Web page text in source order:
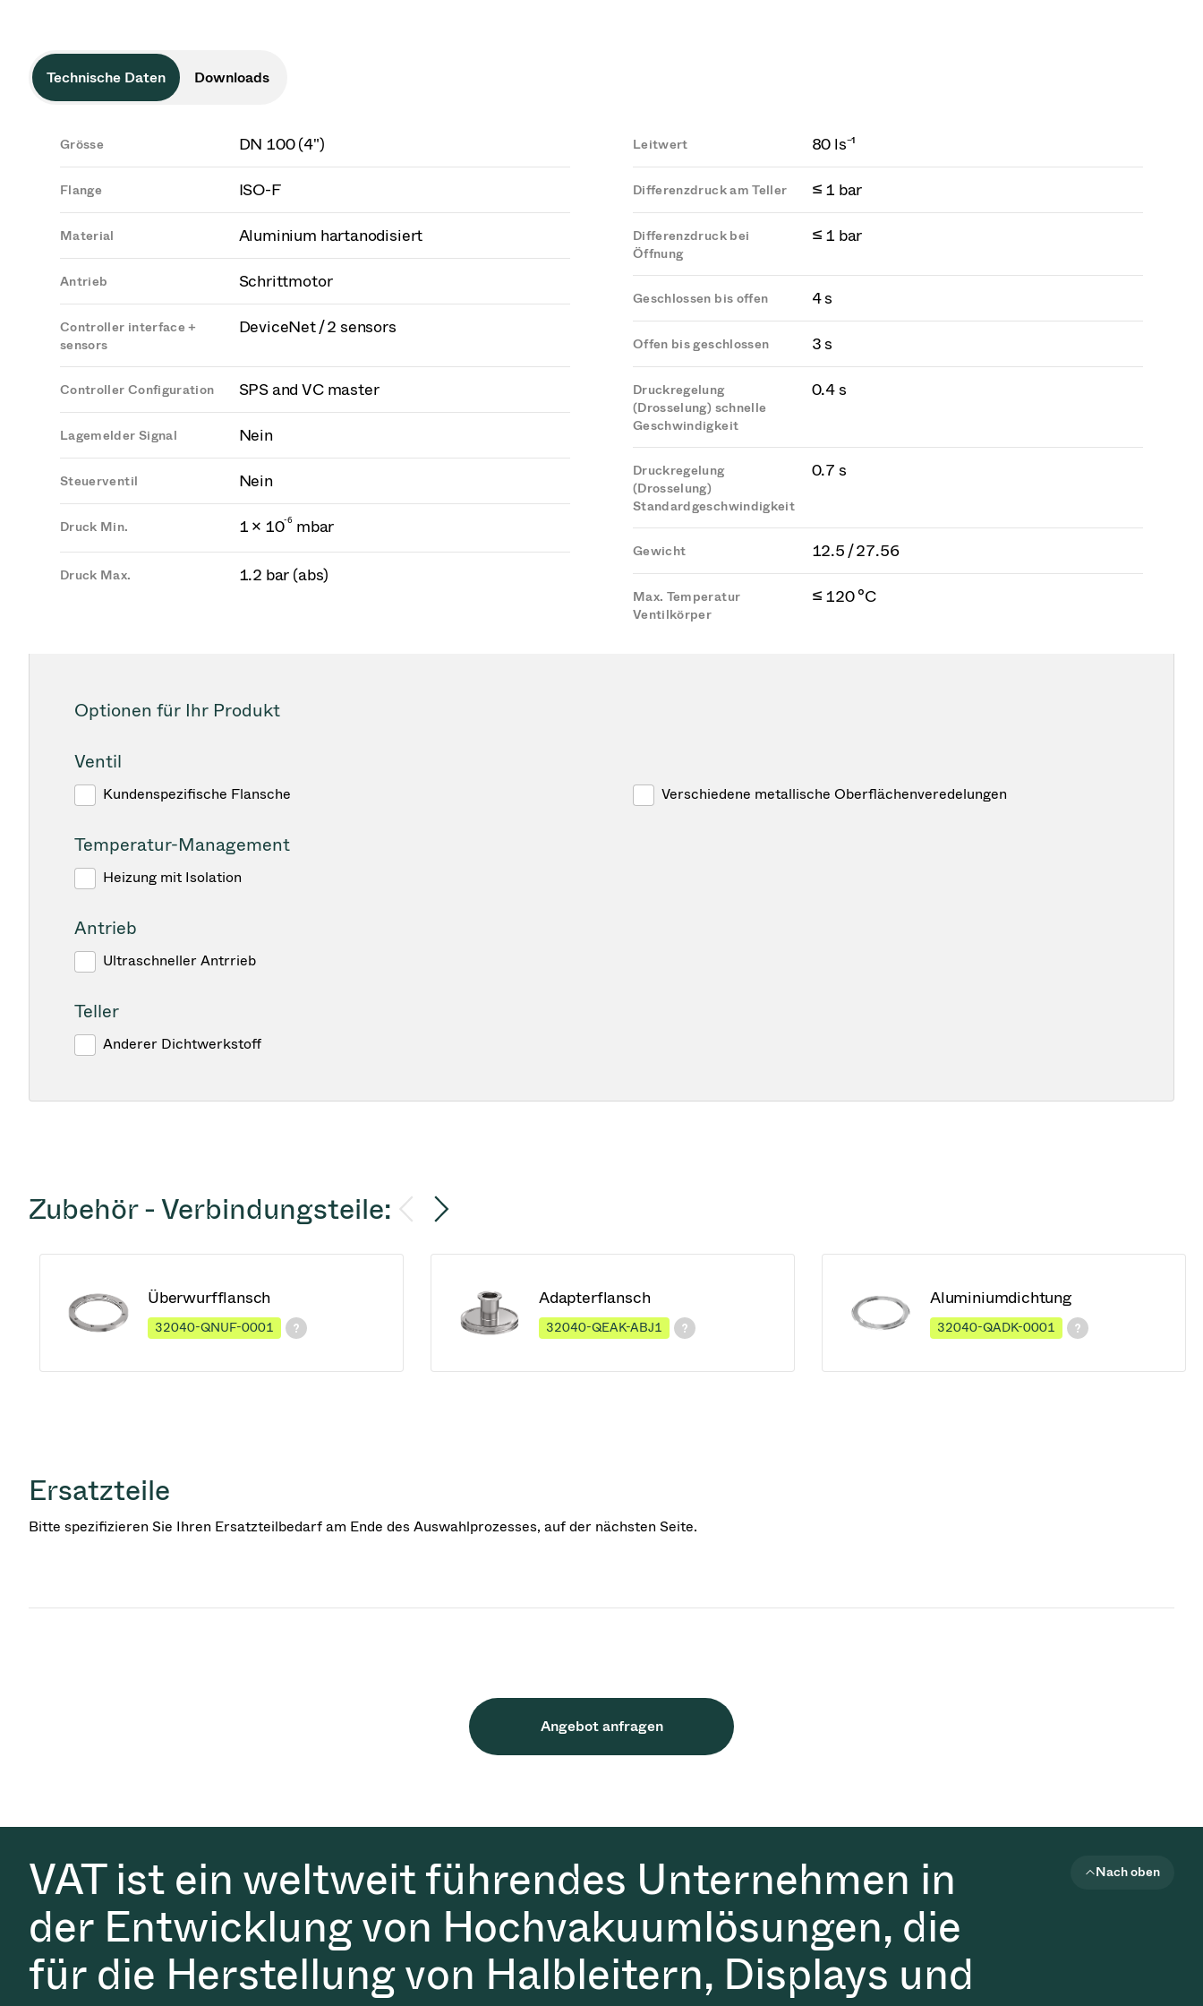
Technische Daten Downloads
Grösse DN 100 (4")
Flange ISO-F
Material Aluminium hartanodisiert
Antrieb Schrittmotor
Controller interface +
sensors
DeviceNet / 2 sensors
Controller Configuration SPS and VC master
Lagemelder Signal Nein
Steuerventil Nein
Druck Min. 1 × 10-6 mbar
Druck Max. 1.2 bar (abs)
Leitwert 80 ls⁻¹
Differenzdruck am Teller ≤ 1 bar
Differenzdruck bei
Öffnung
≤ 1 bar
Geschlossen bis offen 4 s
Offen bis geschlossen 3 s
Druckregelung
(Drosselung) schnelle
Geschwindigkeit
0.4 s
Druckregelung
(Drosselung)
Standardgeschwindigkeit
0.7 s
Gewicht 12.5 / 27.56
Max. Temperatur
Ventilkörper
≤ 120 °C
Optionen für Ihr Produkt
Ventil
Kundenspezifische Flansche Verschiedene metallische Oberflächenveredelungen
Temperatur-Management
Heizung mit Isolation
Antrieb
Ultraschneller Antrrieb
Teller
Anderer Dichtwerkstoff
Zubehör - Verbindungsteile:
Überwurfflansch
32040-QNUF-0001
Adapterflansch
32040-QEAK-ABJ1
Aluminiumdichtung
32040-QADK-0001
Ersatzteile
Bitte spezifizieren Sie Ihren Ersatzteilbedarf am Ende des Auswahlprozesses, auf der nächsten Seite.
Angebot anfragen
VAT ist ein weltweit führendes Unternehmen in
der Entwicklung von Hochvakuumlösungen, die
für die Herstellung von Halbleitern, Displays und
Nach oben